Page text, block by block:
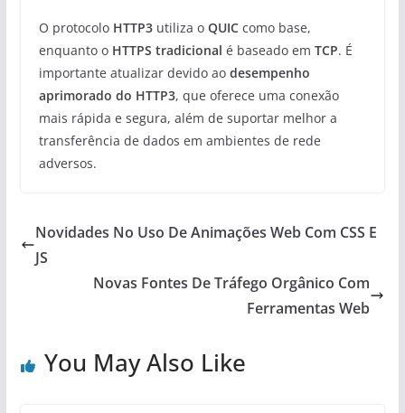
O protocolo HTTP3utiliza o QUICcomo base,
enquanto o HTTPS tradicional é baseado em TCP. É
importante atualizar devido ao desempenho
aprimorado do HTTP3, que oferece uma conexão
mais rápida e segura, além de suportar melhor a
transferência de dados em ambientes de rede
adversos.
Novidades No Uso De Animações Web Com CSS E
JS
Novas Fontes De Tráfego Orgânico Com
Ferramentas Web
You May Also Like